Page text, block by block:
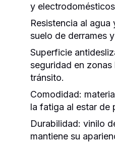
y
Resistencia al agua
suelo de derrames
Superficie
seguridad en
tránsito.
Comodidad:
la fatiga al estar de
Durabilidad: vinilo
mantiene su